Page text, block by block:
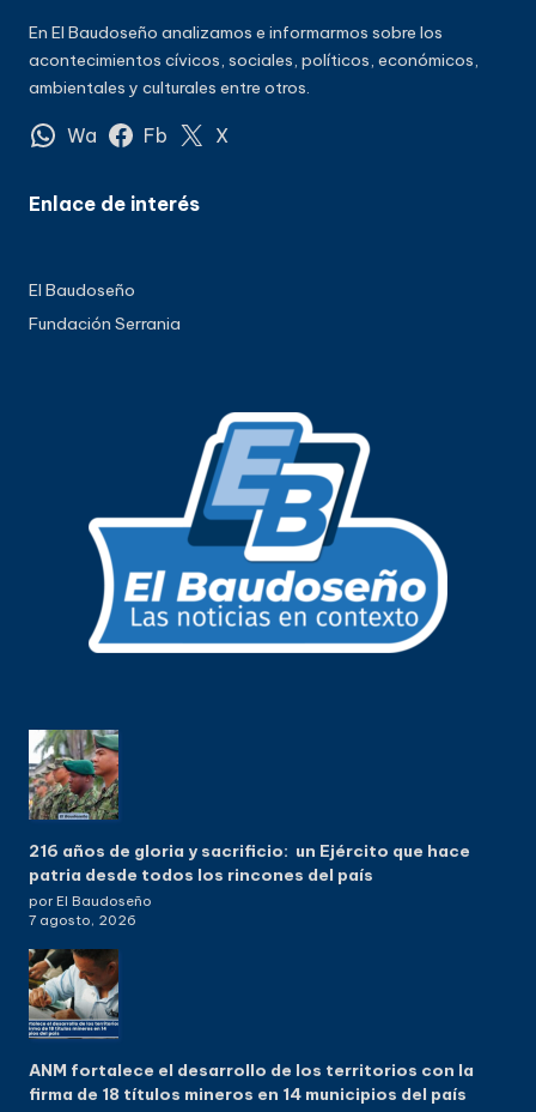
En El Baudoseño analizamos e informarmos sobre los
acontecimientos cívicos, sociales, políticos, económicos,
ambientales y culturales entre otros.
Wa Fb X
Enlace de interés
El Baudoseño
Fundación Serrania
216 años de gloria y sacrificio: un Ejército que hace
patria desde todos los rincones del país
por El Baudoseño
7 agosto, 2026
ANM fortalece el desarrollo de los territorios con la
firma de 18 títulos mineros en 14 municipios del país